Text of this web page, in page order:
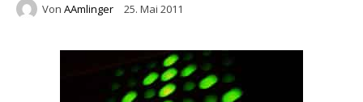
Von AAmlinger 25. Mai 2011